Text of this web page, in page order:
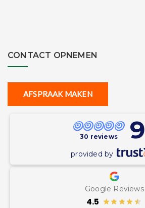
CONTACT OPNEMEN
AFSPRAAK MAKEN
30 reviews 9
provided by
Google Reviews
4.5